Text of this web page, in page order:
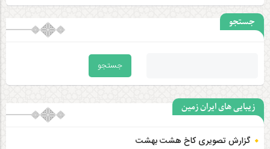
جستجو
زیبایی های ایران زمین
گزارش تصویری کاخ هشت‌ بهشت